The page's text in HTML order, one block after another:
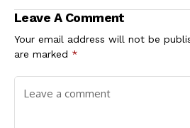
ಯೋಗ ಕೂಡಿ ಬರುತ್ತಿಲ್ಲ!
Leave A Comment
Your email address will not be
are marked *